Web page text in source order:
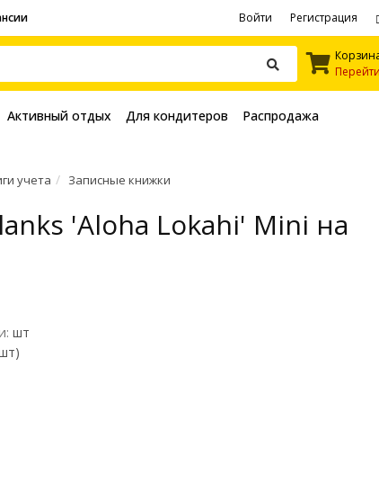
Войти Регистрация
Активный отдых Для кондитеров Распродажа
учета Записные книжки
'Aloha Lokahi' Mini на
шт